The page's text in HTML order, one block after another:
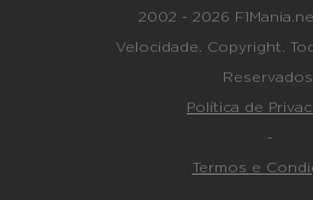
2002 - 2026
Velocidade. Copyright.
Reservados.
Política de
-
Termos e